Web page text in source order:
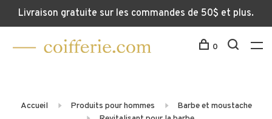
Livraison gratuite sur les commandes de 50$ et plus.
0
Accueil Produits pour hommes
Barbe et moustache